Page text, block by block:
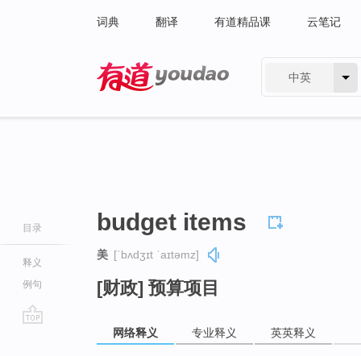
词典 翻译 有道精品课 云笔记
中英
目录
释义
例句
budget items
美 [ˈbʌdʒɪt ˈaɪtəmz]
[财政] 预算项目
网络释义 专业释义 英英释义